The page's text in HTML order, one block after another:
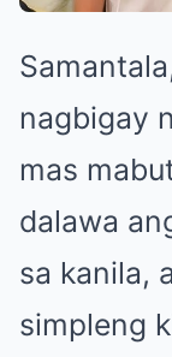
nagbigay
mas
dalawa
sa kanila,
simpleng